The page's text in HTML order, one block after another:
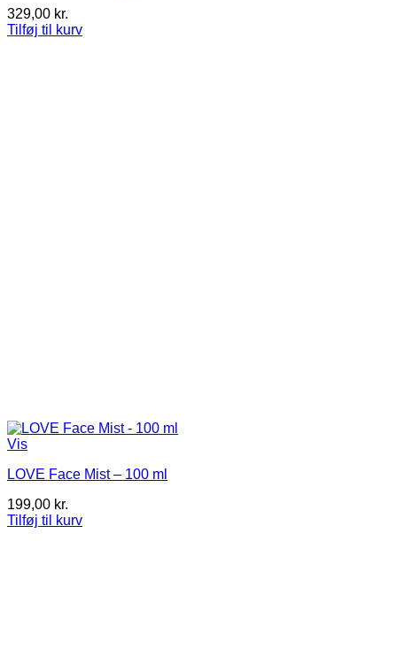
329,00 kr.
Tilføj til kurv
Vis
LOVE Face Mist – 100 ml
199,00 kr.
Tilføj til kurv